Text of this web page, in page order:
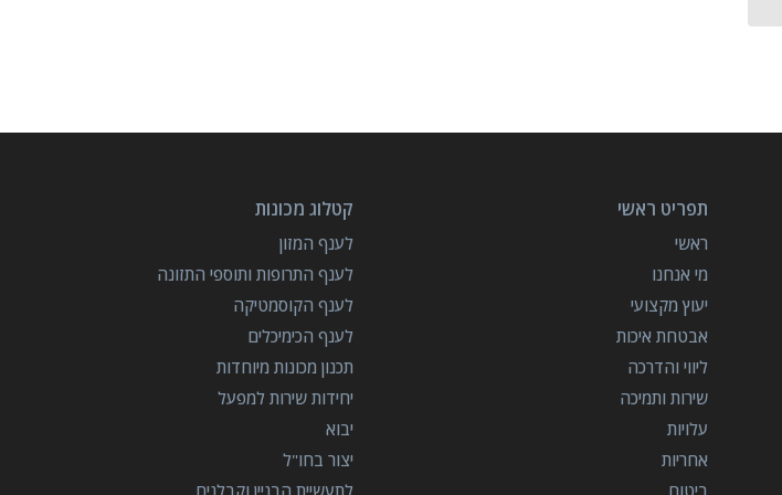
תפריט ראשי
ראשי
מי אנחנו
יעוץ מקצועי
אבטחת איכות
ליווי והדרכה
שירות ותמיכה
עלויות
אחריות
ביטוח
קטלוג מכונות
לענף המזון
לענף התרופות ותוספי התזונה
לענף הקוסמטיקה
לענף הכימיכלים
תכנון מכונות מיוחדות
יחידות שירות למפעל
יבוא
יצור בחו"ל
לתעשיית הבניין וקבלנים